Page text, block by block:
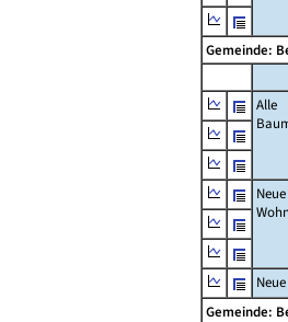
Gemeinde:
Alle
Neue
Gemeinde: